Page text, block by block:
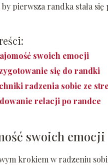
by pierwsza randka stała
swoich emocji
się do randki
radzenia sobie ze
relacji po randce
swoich emocji
krokiem w radzeniu